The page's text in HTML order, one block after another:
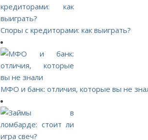
Споры с кредиторами: как выиграть?
МФО и банк: отличия, которые вы не